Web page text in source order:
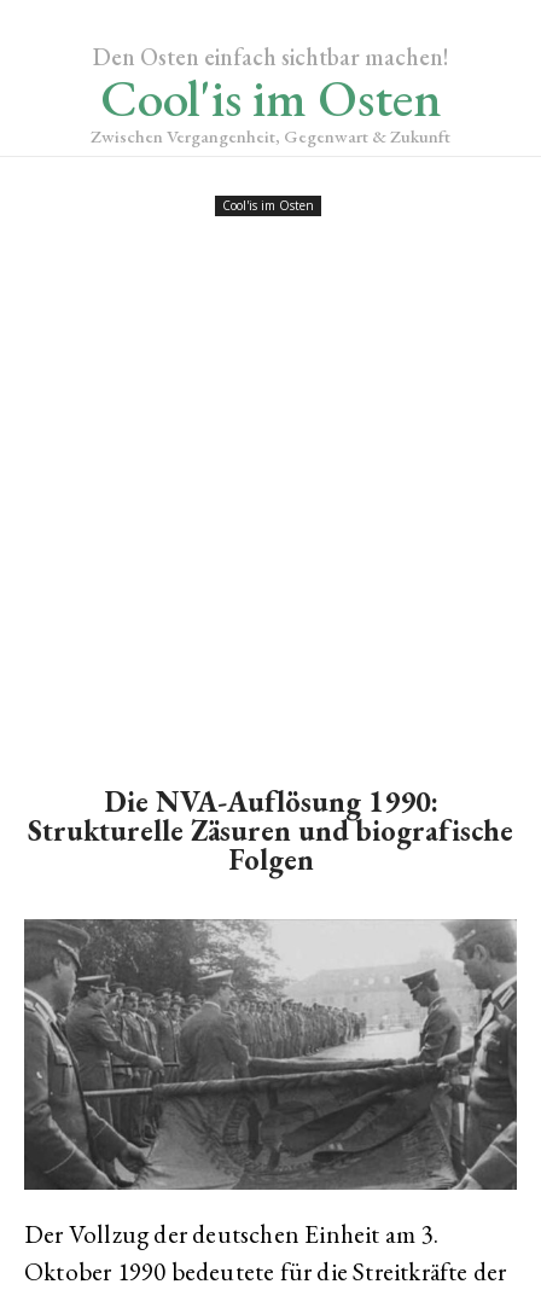
Den Osten einfach sichtbar machen!
Cool'is im Osten
Zwischen Vergangenheit, Gegenwart & Zukunft
Cool'is im Osten
Die NVA-Auflösung 1990:
Strukturelle Zäsuren und biografische
Folgen
Der Vollzug der deutschen Einheit am 3.
Oktober 1990 bedeutete für die Streitkräfte der